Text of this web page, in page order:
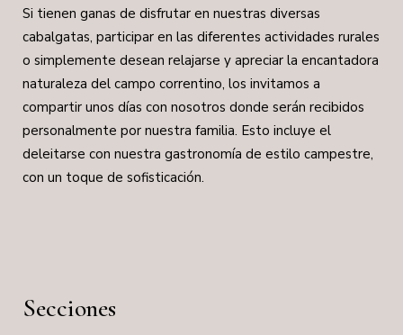
Si tienen ganas de disfrutar en nuestras diversas
cabalgatas, participar en las diferentes actividades rurales
o simplemente desean relajarse y apreciar la encantadora
naturaleza del campo correntino, los invitamos a
compartir unos días con nosotros donde serán recibidos
personalmente por nuestra familia. Esto incluye el
deleitarse con nuestra gastronomía de estilo campestre,
con un toque de sofisticación.
Secciones